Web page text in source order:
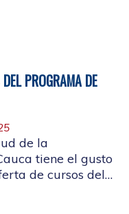
PROGRAMA DE
de la
tiene el gusto
de cursos del